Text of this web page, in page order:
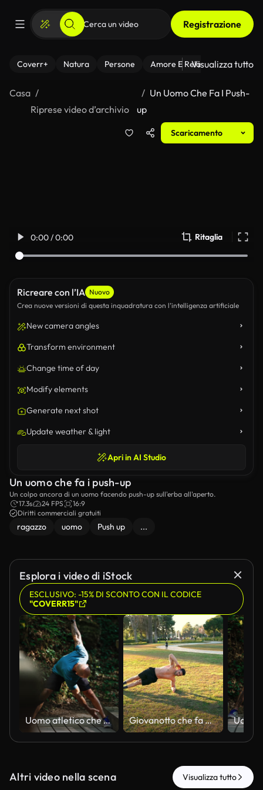
Registrazione
Coverr+ Natura Persone Amore E Relazioni Il
Visualizza tutto
Casa
Riprese video d’archivio
Un Uomo Che Fa I Push-
up
Scaricamento
0:00 / 0:00 Ritaglia
Ricreare con l’IA Nuovo
Crea nuove versioni di questa inquadratura con l’intelligenza artificiale
New camera angles
Transform environment
Change time of day
Modify elements
Generate next shot
Update weather & light
Apri in AI Studio
Un uomo che fa i push-up
Un colpo ancora di un uomo facendo push-up sull'erba all'aperto.
17.3s
24 FPS
16:9
Diritti commerciali gratuiti
ragazzo uomo Push up ...
Esplora i video di iStock
ESCLUSIVO: -15% DI SCONTO CON IL CODICE
"COVERR15"
Uomo atletico che allunga fianchi e gambe prima di correre sulla passerella nei boschi Giovanotto che fa esercizio all'aperto.
Altri video nella scena Visualizza tutto